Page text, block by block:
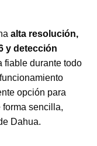
alta resolución,
y detección
fiable durante todo
opción para
sencilla,
Dahua.